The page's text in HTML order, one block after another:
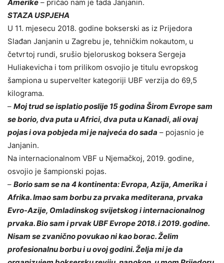
Amerike – pričao nam je tada Janjanin.
STAZA USPJEHA
U 11. mjesecu 2018. godine bokserski as iz Prijedora
Slađan Janjanin u Zagrebu je, tehničkim nokautom, u
četvrtoj rundi, srušio bjeloruskog boksera Sergeja
Huliakevicha i tom prilikom osvojio je titulu evropskog
šampiona u supervelter kategoriji UBF verzija do 69,5
kilograma.
– Moj trud se isplatio poslije 15 godina Širom Evrope sam
se borio, dva puta u Africi, dva puta u Kanadi, ali ovaj
pojas i ova pobjeda mi je najveća do sada – pojasnio je
Janjanin.
Na internacionalnom VBF u Njemačkoj, 2019. godine,
osvojio je šampionski pojas.
– Borio sam se na 4 kontinenta: Evropa, Azija, Amerika i
Afrika. Imao sam borbu za prvaka mediterana, prvaka
Evro-Azije, Omladinskog svijetskog i internacionalnog
prvaka. Bio sam i prvak UBF Evrope 2018. i 2019. godine.
Nisam se zvanično povukao ni kao borac. Želim
profesionalnu borbu i u ovoj godini. Želja mi je da